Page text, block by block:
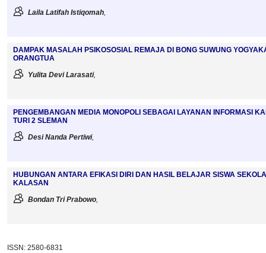
Laila Latifah Istiqomah,
DAMPAK MASALAH PSIKOSOSIAL REMAJA DI BONG SUWUNG
ORANGTUA
Yulita Devi Larasati,
PENGEMBANGAN MEDIA MONOPOLI SEBAGAI LAYANAN INFORMASI
TURI 2 SLEMAN
Desi Nanda Pertiwi,
HUBUNGAN ANTARA EFIKASI DIRI DAN HASIL BELAJAR SISWA
KALASAN
Bondan Tri Prabowo,
ISSN: 2580-6831